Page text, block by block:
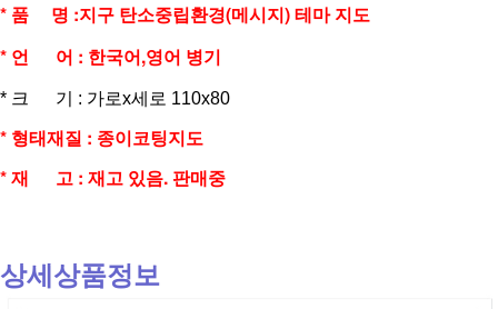
* 품 명 :지구 탄소중립환경(메시지)테마 지도
* 언 어 : 한국어,영어 병기
* 크 기 : 가로x세로 110x80
* 형태재질 : 종이코팅지도
* 재 고 : 재고 있음. 판매중
상세상품정보